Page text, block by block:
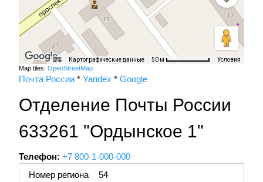
Картографические данные 50 м Условия
Map tiles: OpenStreetMap
Почта России * Yandex * Google
Отделение Почты России
633261 "Ордынское 1"
Телефон: +7 800-1-000-000
Номер региона
54